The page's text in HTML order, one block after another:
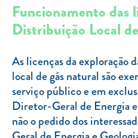
Política de privacidade
Livro de reclamações
Clientes com necessidades
Clientes prioritários
Resolução alternativa de
Funcionamento das
Distribuição Local
As licenças da exploração
local de gás natural são
serviço público e em
Diretor-Geral de Energia
não o pedido dos